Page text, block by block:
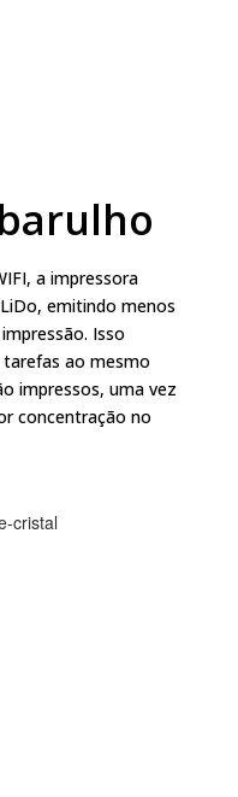
a impressora
emitindo menos
Isso
ao mesmo
impressos, uma vez
concentração no